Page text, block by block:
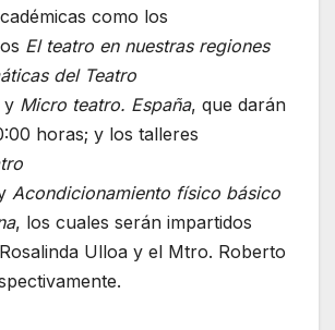
como los
El teatro en nuestras regiones
del Teatro
y Micro teatro. España, que darán
horas; y los talleres
Acondicionamiento físico básico
, los cuales serán impartidos
Ulloa y el Mtro. Roberto